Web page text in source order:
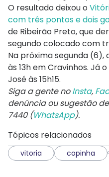
O resultado deixou o
com três pontos e dois
de Ribeirão Preto, que
segundo colocado com
Na próxima segunda
às 13h em Cravinhos. Já
José às 15h15.
Siga a gente noInsta,
denúncia ou sugestão
7440 (WhatsApp).
Tópicos relacionados
vitoria copinha